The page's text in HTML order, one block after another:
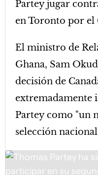
Partey jugar
en Toronto por el
El ministro de
Ghana, Sam
decisión de
extremadamente
Partey como "un
selección